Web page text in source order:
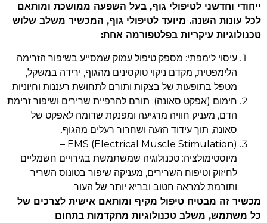
ייחודי וחדשני לטיפולי גוף, בעל השפעה ממושכת ומותאם
לכל עונות השנה. מיועד לטיפולי גוף, המכשיר משלב שלוש
טכנולוגיות עיקריות בפלטפורמה אחת:
עיסוי לימפתי: מספק טיפול עמוק שמסייע בשיפור הזרימה
הלימפטית, מקדם ניקוי טוקסינים מהגוף, ירידה במשקל,
מטפל בתופעות של בצקות ותורם לתחושת רעננות וחיוניות.
חימום (אפקט סאונה): תורם להרפיית שרירים ושיפור זרימת
הדם, מעניק חוויה מרגיעה ומפנקת שדומה לאפקט של
סאונה, תוך עידוד הזעה ושחרור רעלים מהגוף.
EMS (Electrical Muscle Stimulation) –
מיוסטימולציה: טכנולוגיה שמשתמשת בגירויים חשמליים
לחיזוק וטיפוח השרירים, מעניקה שיפור בטונוס השריר
ותורמת למראה חטוב ובריא יותר של העור.
מכשיר זה מבטיח טיפול מקיף ומותאם אישית לצרכים של
כל משתמש, משלב טכנולוגיות מתקדמות בתחום